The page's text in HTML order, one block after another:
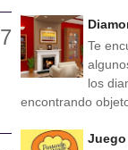
Te
los
encontrando
Juego